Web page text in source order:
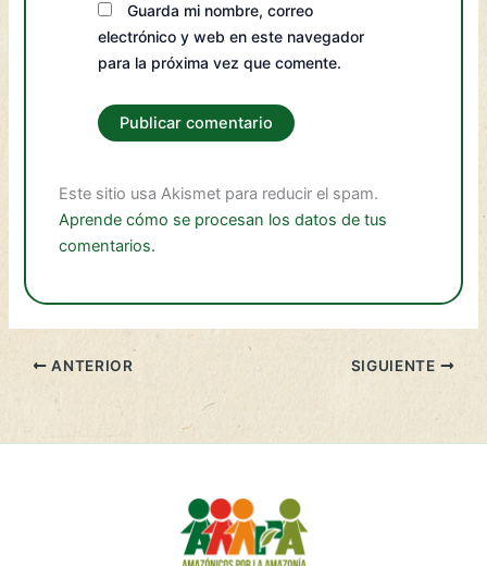
Guarda mi nombre, correo
electrónico y web en este navegador
para la próxima vez que comente.
Este sitio usa Akismet para reducir el spam.
Aprende cómo se procesan los datos de tus
comentarios.
ANTERIOR SIGUIENTE